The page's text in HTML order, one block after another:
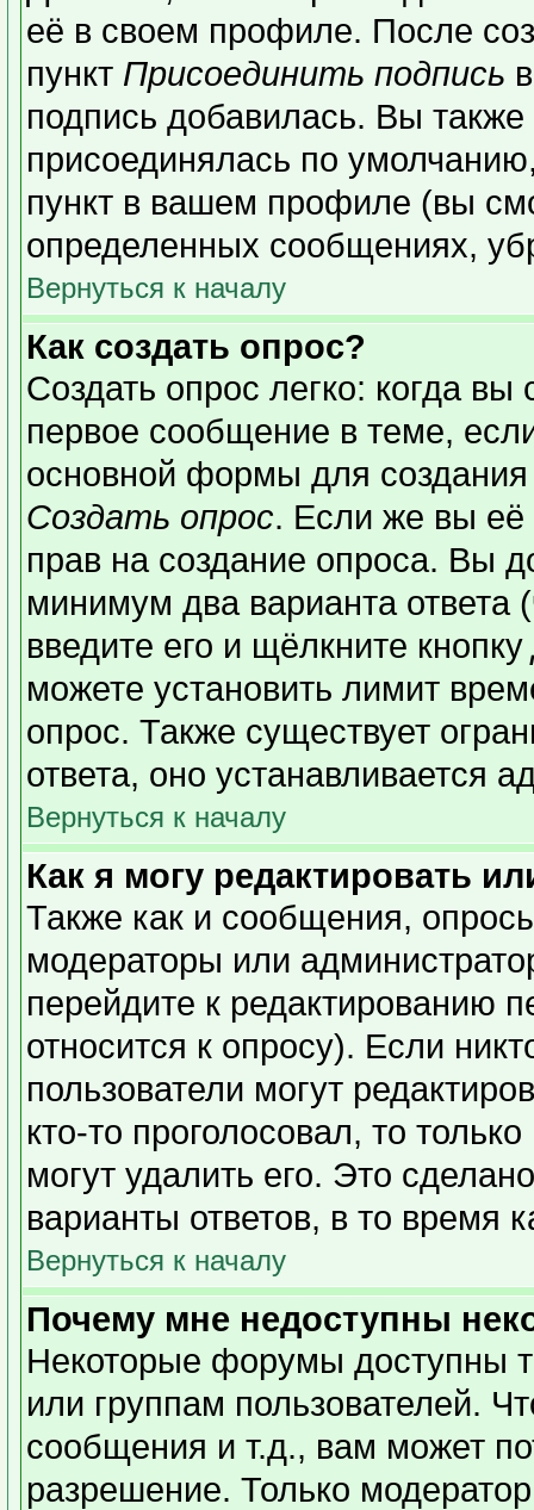
её в своем профиле. После
пункт Присоединить подпись
подпись добавилась. Вы
присоединялась по
пункт в вашем профиле (вы
определенных сообщениях,
Вернуться к началу
Как создать опрос?
Создать опрос легко: когда вы
первое сообщение в теме,
основной формы для
Создать опрос. Если же вы её
прав на создание опроса. Вы
минимум два варианта ответа
введите его и щёлкните кнопку
можете установить лимит
опрос. Также существует
ответа, оно устанавливается
Вернуться к началу
Как я могу редактировать
Также как и сообщения,
модераторы или
перейдите к редактированию
относится к опросу). Если
пользователи могут
кто-то проголосовал, то
могут удалить его. Это
варианты ответов, в то время
Вернуться к началу
Почему мне недоступны
Некоторые форумы доступны
или группам пользователей.
сообщения и т.д., вам может
разрешение. Только